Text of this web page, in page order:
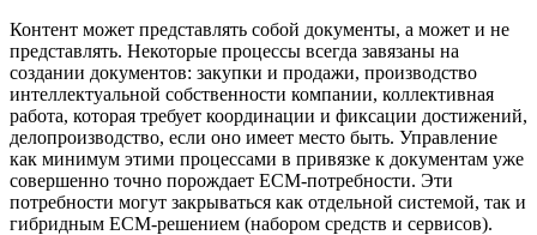
Контент может представлять собой документы, а может и не
представлять. Некоторые процессы всегда завязаны на
создании документов: закупки и продажи, производство
интеллектуальной собственности компании, коллективная
работа, которая требует координации и фиксации достижений,
делопроизводство, если оно имеет место быть. Управление
как минимум этими процессами в привязке к документам уже
совершенно точно порождает ECM-потребности. Эти
потребности могут закрываться как отдельной системой, так и
гибридным ECM-решением (набором средств и сервисов).